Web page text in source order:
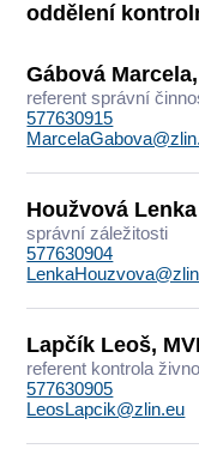
oddělení
Gábová
referent správní
577630915
Houžvová Lenka
správní záležitosti
577630904
Lapčík Leoš,
referent kontrola
577630905
LeosLapcik@zlin.eu